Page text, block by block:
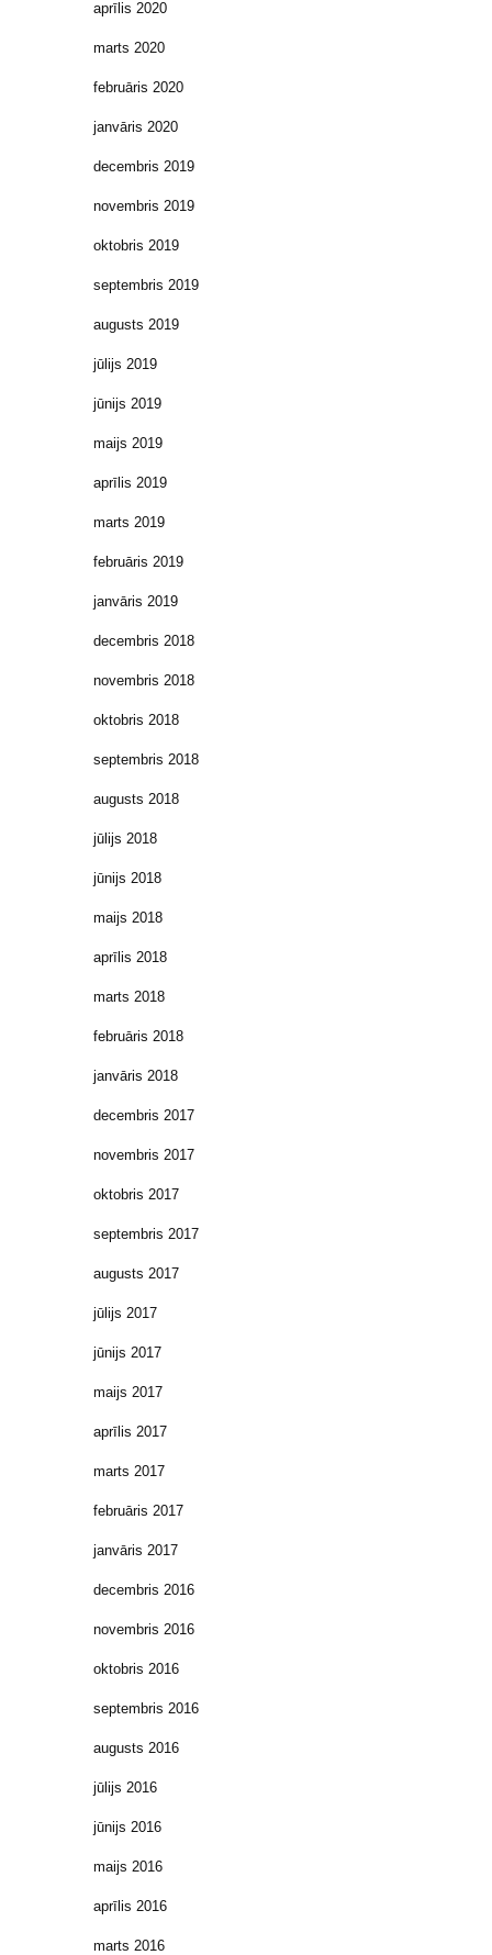
aprīlis 2020
marts 2020
februāris 2020
janvāris 2020
decembris 2019
novembris 2019
oktobris 2019
septembris 2019
augusts 2019
jūlijs 2019
jūnijs 2019
maijs 2019
aprīlis 2019
marts 2019
februāris 2019
janvāris 2019
decembris 2018
novembris 2018
oktobris 2018
septembris 2018
augusts 2018
jūlijs 2018
jūnijs 2018
maijs 2018
aprīlis 2018
marts 2018
februāris 2018
janvāris 2018
decembris 2017
novembris 2017
oktobris 2017
septembris 2017
augusts 2017
jūlijs 2017
jūnijs 2017
maijs 2017
aprīlis 2017
marts 2017
februāris 2017
janvāris 2017
decembris 2016
novembris 2016
oktobris 2016
septembris 2016
augusts 2016
jūlijs 2016
jūnijs 2016
maijs 2016
aprīlis 2016
marts 2016